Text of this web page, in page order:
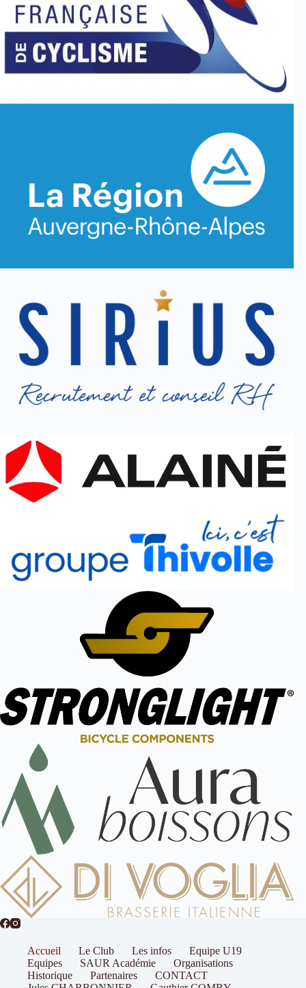
Accueil Le Club Les infos
Equipe U19
Equipes
SAUR Académie
Organisations
Historique
Partenaires
CONTACT